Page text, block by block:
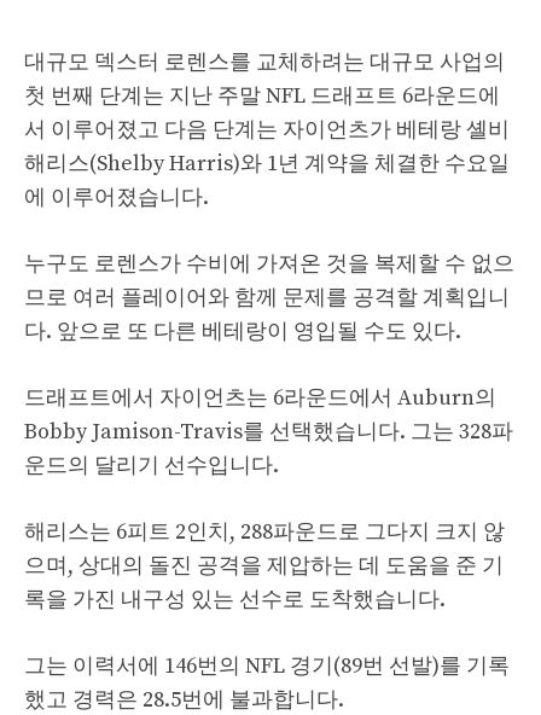
대규모 덱스터 로렌스를 교체하려는 대규모 사업의
첫 번째 단계는 지난 주말 NFL 드래프트 6라운드에
서 이루어졌고 다음 단계는 자이언츠가 베테랑 셸비
해리스(Shelby Harris)와 1년 계약을 체결한 수요일
에 이루어졌습니다.
누구도 로렌스가 수비에 가져온 것을 복제할 수 없으
므로 여러 플레이어와 함께 문제를 공격할 계획입니
다. 앞으로 또 다른 베테랑이 영입될 수도 있다.
드래프트에서 자이언츠는 6라운드에서 Auburn의
Bobby Jamison-Travis를 선택했습니다. 그는 328파
운드의 달리기 선수입니다.
해리스는 6피트 2인치, 288파운드로 그다지 크지 않
으며, 상대의 돌진 공격을 제압하는 데 도움을 준 기
록을 가진 내구성 있는 선수로 도착했습니다.
그는 이력서에 146번의 NFL 경기(89번 선발)를 기록
했고 경력은 28.5번에 불과합니다.